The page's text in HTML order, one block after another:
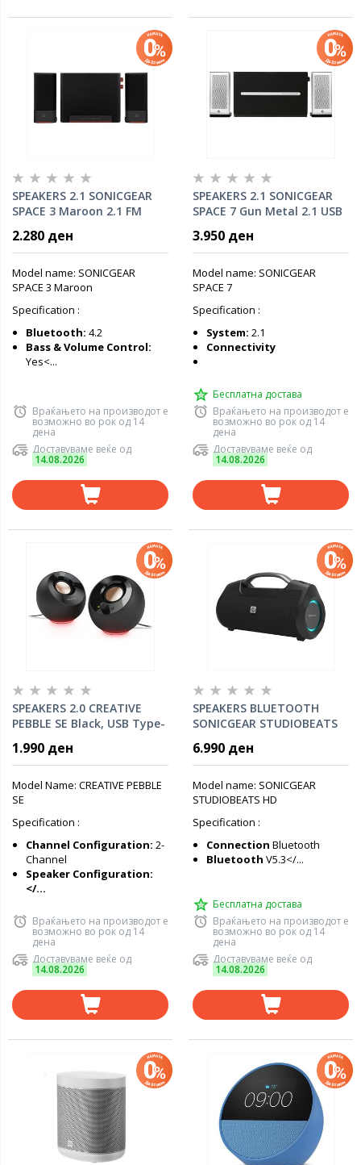
SPEAKERS 2.1 SONICGEAR
SPACE 3 Maroon 2.1 FM
USB/Bluetooth 4.2
2.280 ден
Model name: SONICGEAR
SPACE 3 Maroon
Specification :
Bluetooth: 4.2
Bass & Volume Control:
Yes<...
Враќањето на производот е
возможно во рок од 14
дена
Доставуваме веќе од
14.08.2026
SPEAKERS 2.1 SONICGEAR
SPACE 7 Gun Metal 2.1 USB
AUX/Bluetooth 4.2,FM
Radio
3.950 ден
Model name: SONICGEAR
SPACE 7
Specification :
System: 2.1
Connectivity
Бесплатна достава
Враќањето на производот е
возможно во рок од 14
дена
Доставуваме веќе од
14.08.2026
SPEAKERS 2.0 CREATIVE
PEBBLE SE Black, USB Type-
(4.4W) 51MF1725AA000
1.990 ден
Model Name: CREATIVE PEBBLE
SE
Specification :
Channel Configuration: 2-
Channel
Speaker Configuration:
</...
Враќањето на производот е
возможно во рок од 14
дена
Доставуваме веќе од
14.08.2026
SPEAKERS BLUETOOTH
SONICGEAR STUDIOBEATS
(up to 12 hours)
w/microphone, 7200mAh
powerbank, lightning efect
6.990 ден
Model name: SONICGEAR
STUDIOBEATS HD
Specification :
Connection Bluetooth
Bluetooth V5.3</...
Бесплатна достава
Враќањето на производот е
возможно во рок од 14
дена
Доставуваме веќе од
14.08.2026